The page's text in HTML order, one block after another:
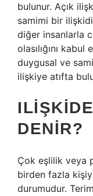
bulunur. Açık
samimi bir
diğer insanlarla
olasılığını
duygusal ve
ilişkiye atıfta
DENIR?
Çok eşlilik veya
birden fazla
durumudur.